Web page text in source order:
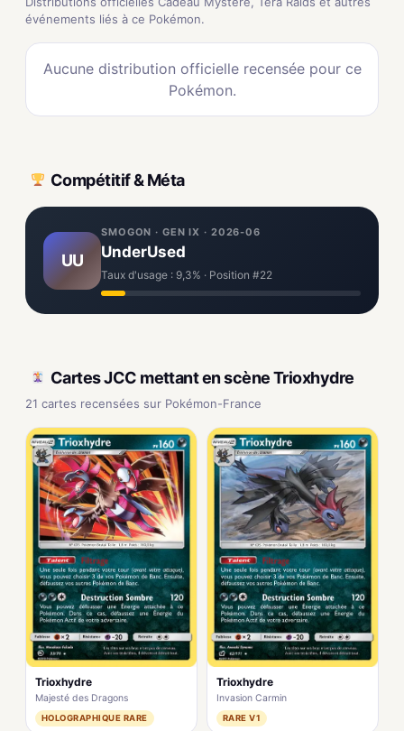
événements liés à ce Pokémon.
Aucune distribution officielle recensée pour ce
Pokémon.
Compétitif & Méta
UU
SMOGON · GEN IX · 2026-06
UnderUsed
Taux d'usage : 9,3% · Position #22
Cartes JCC mettant en scène Trioxhydre
21 cartes recensées sur Pokémon-France
Trioxhydre
Majesté des Dragons
HOLOGRAPHIQUE RARE
Trioxhydre
Invasion Carmin
RARE V1